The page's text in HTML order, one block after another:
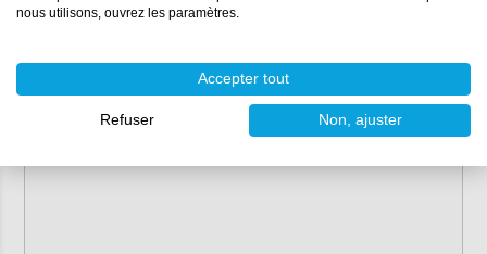
nous utilisons, ouvrez les paramètres.
Accepter tout
Refuser Non, ajuster